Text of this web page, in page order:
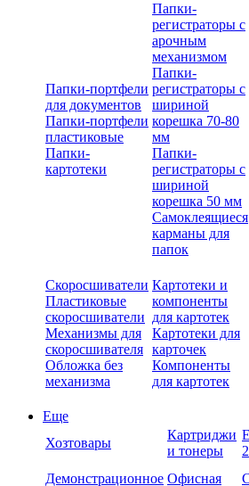
Папки-портфели
для документов
Папки-портфели
пластиковые
Папки-
картотеки
Папки-
регистраторы с
арочным
механизмом
Папки-
регистраторы с
шириной
корешка 70-80
мм
Папки-
регистраторы с
шириной
корешка 50 мм
Самоклеящиеся
карманы для
папок
Скоросшиватели
Пластиковые
скоросшиватели
Механизмы для
скоросшивателя
Обложка без
механизма
Картотеки и
компоненты
для картотек
Картотеки для
карточек
Компоненты
для картотек
Еще
Хозтовары
Картриджи
и тонеры
Демонстрационное Офисная